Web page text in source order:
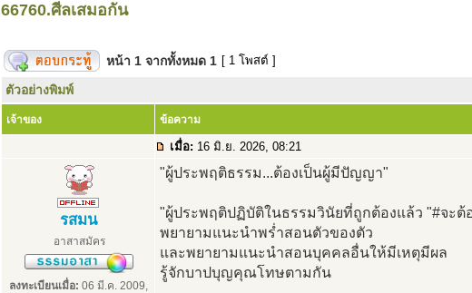
66760.ศีลเสมอกัน
หน้า 1 จากทั้งหมด 1 [ 1 โพสต์ ]
ตัวอย่างพิมพ์
เจ้าของ ข้อความ
เมื่อ: 16 มิ.ย. 2026, 08:21
รสมน
อาสาสมัคร
ลงทะเบียนเมื่อ: 06 มี.ค. 2009,
"ผู้ประพฤติธรรม...ต้องเป็นผู้มีปัญญา"
"ผู้ประพฤติปฏิบัติในธรรมวินัยที่ถูกต้องแล้ว "#จะ
พยายามแนะนำพร่ำสอนตัวของตัว
และพยายามแนะนําสอนบุคคลอื่นให้มีเหตุมีผล
รู้จักบาปบุญคุณโทษตามกัน